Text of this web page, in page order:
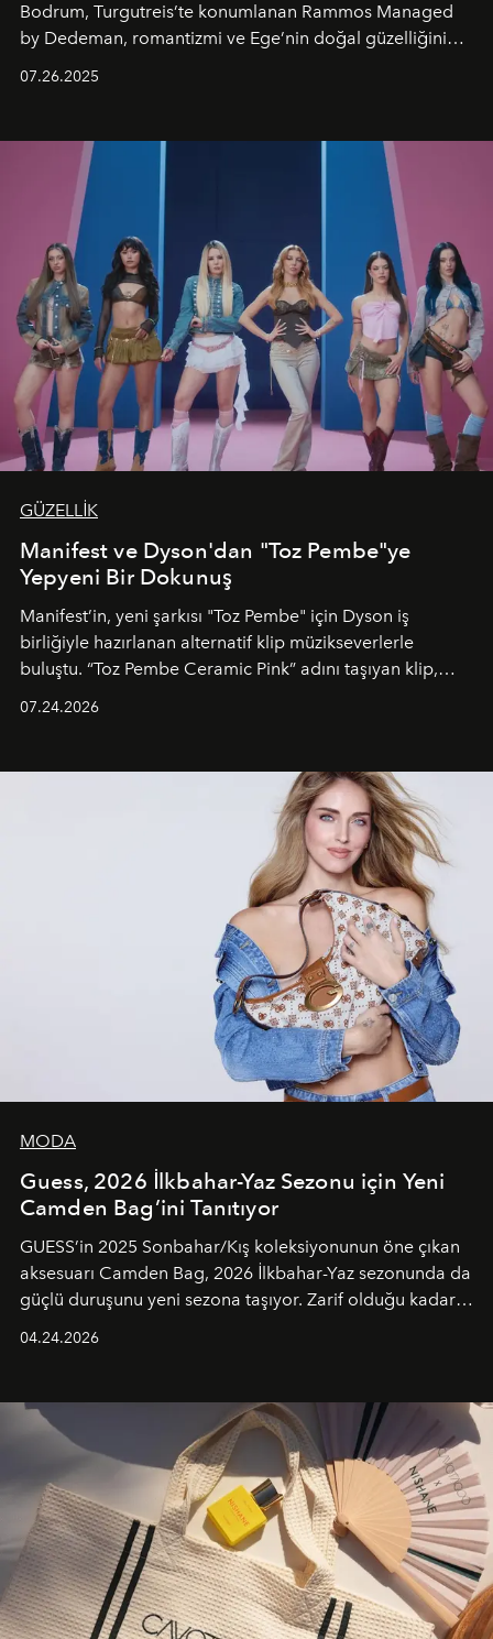
Bodrum, Turgutreis’te konumlanan Rammos Managed
by Dedeman, romantizmi ve Ege’nin doğal güzelliğini
07.26.2025
GÜZELLİK
Manifest ve Dyson'dan "Toz Pembe"ye
Yepyeni Bir Dokunuş
Manifest’in, yeni şarkısı "Toz Pembe" için Dyson iş
birliğiyle hazırlanan alternatif klip müzikseverlerle
buluştu. “Toz Pembe Ceramic Pink” adını taşıyan klip,
unsurlarından biri olarak öne çıkıyor.
07.24.2026
MODA
Guess, 2026 İlkbahar-Yaz Sezonu için Yeni
Camden Bag’ini Tanıtıyor
GUESS’in 2025 Sonbahar/Kış koleksiyonunun öne çıkan
aksesuarı Camden Bag, 2026 İlkbahar-Yaz sezonunda da
güçlü duruşunu yeni sezona taşıyor. Zarif olduğu kadar
04.24.2026